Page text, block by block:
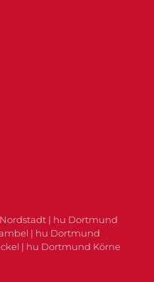
| hu Dortmund
| hu Dortmund
| hu Dortmund Körne